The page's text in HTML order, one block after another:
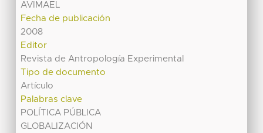
AVIMAEL
Fecha de publicación
2008
Editor
Revista de Antropología Experimental
Tipo de documento
Artículo
Palabras clave
POLÍTICA PÚBLICA
GLOBALIZACIÓN